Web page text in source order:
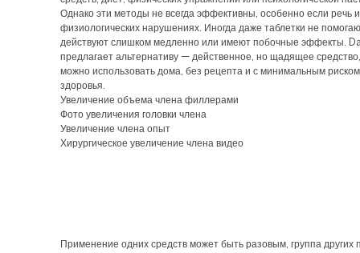
Однако эти методы не всегда эффективны, особенно если речь
физиологических нарушениях. Иногда даже таблетки не
действуют слишком медленно или имеют побочные эффекты.
предлагает альтернативу — действенное, но щадящее
можно использовать дома, без рецепта и с минимальным
здоровья.
Увеличение объема члена филлерами
Фото увеличения головки члена
Увеличение члена опыт
Хирургическое увеличение члена видео
Применение одних средств может быть разовым, группа других